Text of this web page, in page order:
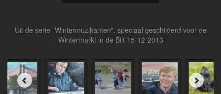
Uit de serie "Wintermuzikanten", speciaal geschilderd voor de
Wintermarkt in de Bilt 15-12-2013